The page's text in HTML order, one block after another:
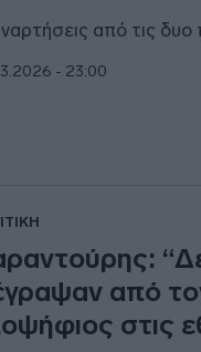
από τις δυο
- 23:00
από
στις